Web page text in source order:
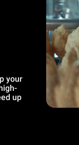
your
up